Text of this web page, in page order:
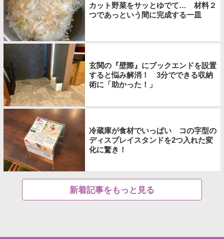
カット野菜をサッとゆでて… 材料２
つであっという間に完成する一皿
玄関の『壁際』にブックエンドを設置
すると悩み解消！ 3分でできる収納
術に「助かった！」
冷蔵庫が食材でいっぱい コの字型の
ディスプレイスタンドを2つ入れた変
化に驚き！
新着記事をもっと見る